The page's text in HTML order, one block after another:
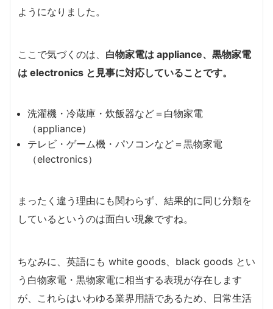
ようになりました。
ここで気づくのは、 白物家電は appliance、黒物家電
は electronics と見事に対応していることです。
洗濯機・冷蔵庫・炊飯器など＝白物家電
（appliance）
テレビ・ゲーム機・パソコンなど＝黒物家電
（electronics）
まったく違う理由にも関わらず、結果的に同じ分類を
しているというのは面白い現象ですね。
ちなみに、英語にも white goods、black goods とい
う白物家電・黒物家電に相当する表現が存在します
が、これらはいわゆる業界用語であるため、日常生活